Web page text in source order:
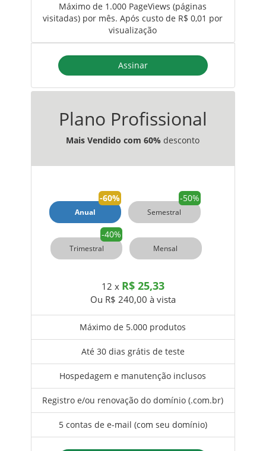
Máximo de 1.000 PageViews (páginas
visitadas) por mês. Após custo de R$ 0,01 por
visualização
Assinar
Plano Profissional
Mais Vendido com60% desconto
Anual
-60%
Semestral
-50%
Trimestral
-40%
Mensal
12 x R$ 25,33
Ou R$ 240,00 à vista
Máximo de 5.000 produtos
Até 30 dias grátis de teste
Hospedagem e manutenção inclusos
Registro e/ou renovação do domínio (.com.br)
5 contas de e-mail (com seu domínio)